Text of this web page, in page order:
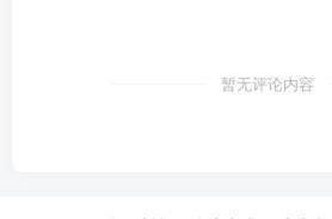
暂无评论内容